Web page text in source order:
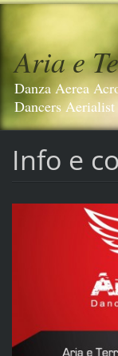
Aria e
Danza Aerea
Dancers
Info e